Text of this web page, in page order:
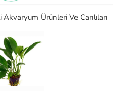
Akvaryum Ürünleri Ve Canlıları